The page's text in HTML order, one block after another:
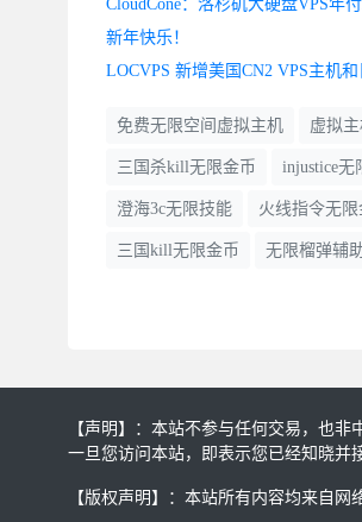
新年快乐！
LOCVPS 新增美国CN2 VPS主机
免费无限空间虚拟主机 虚拟
三国杀kill无限金币 injustice无
澄海3c无限技能 火线指令无限
三国kill无限金币 无限榴弹辅
【声明】：本站不参与任何交易，也
一旦您访问本站，即表示您已经知晓并
【版权声明】：本站所有内容均来自